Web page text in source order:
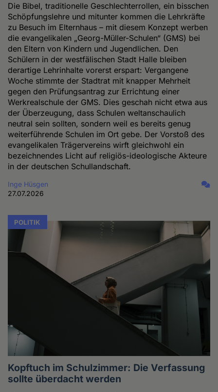
Die Bibel, traditionelle Geschlechterrollen, ein bisschen
Schöpfungslehre und mitunter kommen die Lehrkräfte
zu Besuch im Elternhaus – mit diesem Konzept werben
die evangelikalen „Georg-Müller-Schulen“ (GMS) bei
den Eltern von Kindern und Jugendlichen. Den
Schülern in der westfälischen Stadt Halle bleiben
derartige Lehrinhalte vorerst erspart: Vergangene
Woche stimmte der Stadtrat mit knapper Mehrheit
gegen den Prüfungsantrag zur Errichtung einer
Werkrealschule der GMS. Dies geschah nicht etwa aus
der Überzeugung, dass Schulen weltanschaulich
neutral sein sollten, sondern weil es bereits genug
weiterführende Schulen im Ort gebe. Der Vorstoß des
evangelikalen Trägervereins wirft gleichwohl ein
bezeichnendes Licht auf religiös-ideologische Akteure
in der deutschen Schullandschaft.
Inge Hüsgen
27.07.2026
POLITIK
Kopftuch im Schulzimmer: Die Verfassung
sollte überdacht werden